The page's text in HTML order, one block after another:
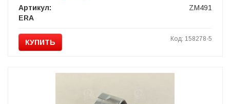
Артикул:
ZM491
ERA
КУПИТЬ Код: 158278-5